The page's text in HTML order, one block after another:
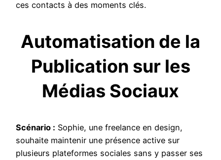
ces contacts à des moments clés.
Automatisation de la
Publication sur les
Médias Sociaux
Scénario : Sophie, une freelance en design,
souhaite maintenir une présence active sur
plusieurs plateformes sociales sans y passer ses